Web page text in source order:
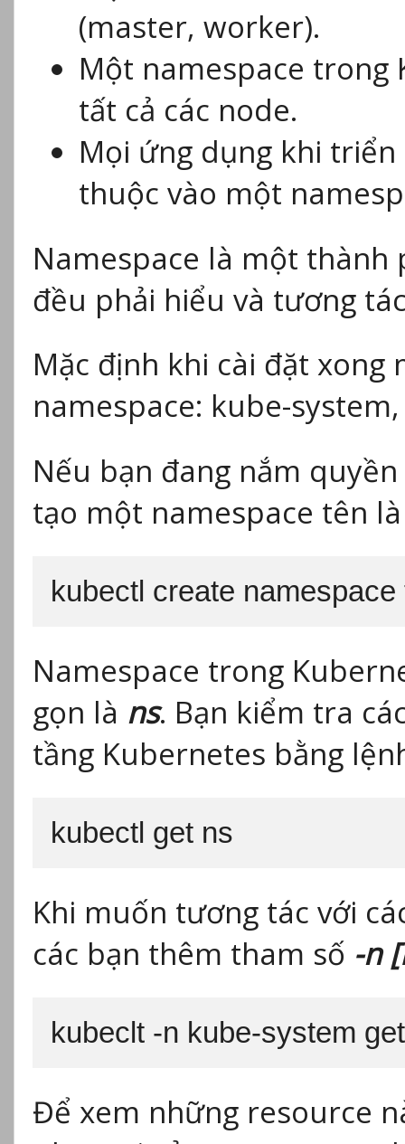
(master, worker).
Một namespace trong
tất cả các node.
Mọi ứng dụng khi
thuộc vào một
Namespace là một thành
đều phải hiểu và tương
Mặc định khi cài đặt
namespace: kube-
Nếu bạn đang nắm
tạo một namespace tên
kubectl create namespace
Namespace trong
gọn là ns. Bạn kiểm tra
tầng Kubernetes bằng
kubectl get ns
Khi muốn tương tác với
các bạn thêm tham số -n
kubeclt -n kube-system
Để xem những resource